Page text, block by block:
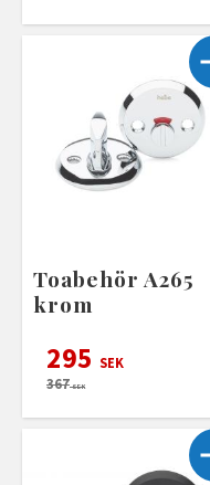
Toabehör A265
krom
295 SEK
367SEK